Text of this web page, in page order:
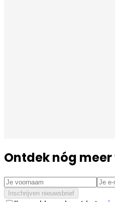
Ontdek nóg
Inschrijven nieuwsbrief